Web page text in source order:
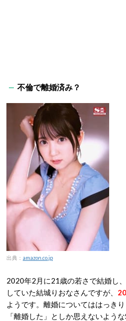
不倫で離婚済み？
出典： amazon.co.jp
2020年2月に21歳の若さで結婚し
していた結城りおなさんですが、
ようです。離婚についてははっき
「離婚した」としか思えないよう